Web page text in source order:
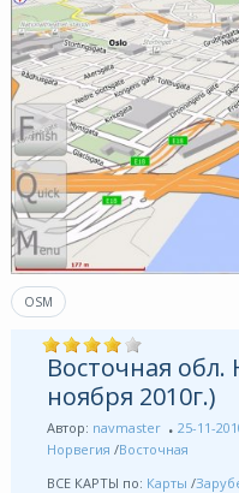
OSM
Восточная обл.
ноября 2010г.)
Автор: navmaster 25-11-
Норвегия /Восточная
ВСЕ КАРТЫ по: Карты /